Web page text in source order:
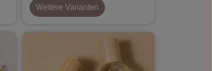
Weitere Varianten